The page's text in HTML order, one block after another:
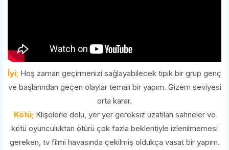
İyi; Hoş zaman geçirmenizi sağlayabilecek tipik bir grup genç
ve başlarından geçen olaylar temalı bir yapım. Gizem seviyesi
orta karar.
Kötü;Klişelerle dolu, yer yer gereksiz uzatılan sahneler ve
kötü oyunculuktan ötürü çok fazla beklentiyle izlenilmemesi
gereken, tv filmi havasında çekilmiş oldukça vasat bir yapım.